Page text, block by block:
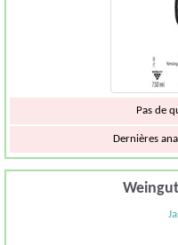
Pas de
Dernières